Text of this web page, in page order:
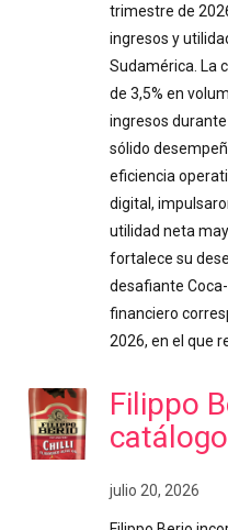
trimestre de
ingresos y
Sudamérica. La
de 3,5% en
ingresos
sólido
eficiencia
digital,
utilidad neta
fortalece su
desafiante
financiero
2026, en el que
Filippo
catálogo
julio 20, 2026